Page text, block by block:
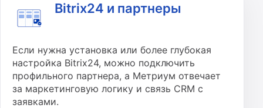
Bitrix24 и партнеры
Если нужна установка или более глубокая
настройка Bitrix24, можно подключить
профильного партнера, а Метриум отвечает
за маркетинговую логику и связь CRM с
заявками.